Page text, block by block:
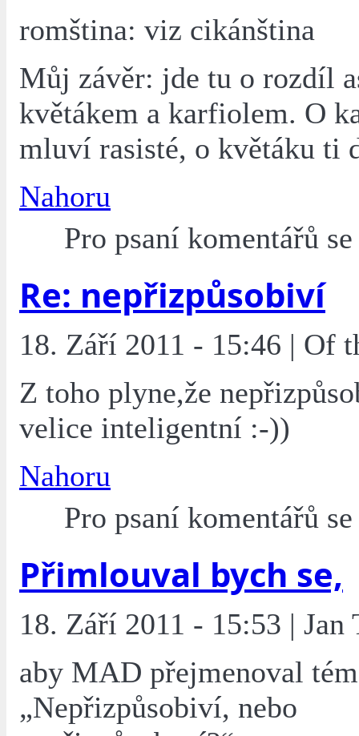
romština: viz cikánština
Můj závěr: jde tu o rozdíl
květákem a karfiolem. O
mluví rasisté, o květáku ti
Nahoru
Pro psaní komentářů
Re: nepřizpůsobiví
18. Září 2011 - 15:46 | Of
Z toho plyne,že
velice inteligentní :-))
Nahoru
Pro psaní komentářů
Přimlouval bych se,
18. Září 2011 - 15:53 | Jan
aby MAD přejmenoval
„Nepřizpůsobiví, nebo